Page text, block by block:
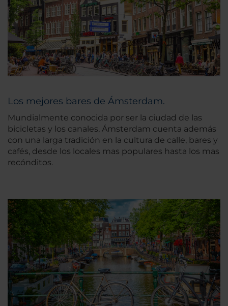
Los mejores bares de Ámsterdam.
Mundialmente conocida por ser la ciudad de las
bicicletas y los canales, Ámsterdam cuenta además
con una larga tradición en la cultura de calle, bares y
cafés, desde los locales mas populares hasta los mas
recónditos.